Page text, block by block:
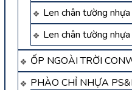
Len chân tường
Len chân tường
ỐP NGOÀI TRỜI
PHÀO CHỈ NHỰA